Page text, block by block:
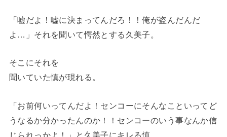
「嘘だよ！嘘に決まってんだろ！！俺が盗んだんだ
よ…」それを聞いて愕然とする久美子。
そこにそれを
聞いていた慎が現れる。
「お前何いってんだよ！センコーにそんなこといってど
うなるか分かったんのか！！センコーのいう事なんか信
じられっかよ！」と久美子にキレる慎。